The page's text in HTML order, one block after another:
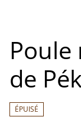
Poule
de
ÉPUISÉ